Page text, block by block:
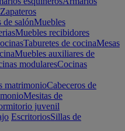
Zapateros
de salónMuebles
Muebles recibidores
Taburetes de cocinaMesas
Muebles auxiliares de
modularesCocinas
matrimonioCabeceros de
Mesitas de
juvenil
EscritoriosSillas de